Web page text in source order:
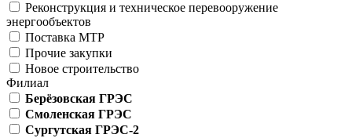
Реконструкция и техническое перевооружение
энергообъектов
Поставка МТР
Прочие закупки
Новое строительство
Филиал
Берёзовская ГРЭС
Смоленская ГРЭС
Сургутская ГРЭС-2